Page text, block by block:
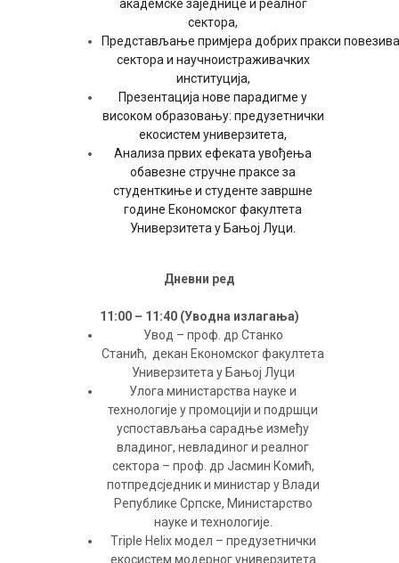
академске заједнице и реалног
сектора,
Представљање примјера добрихпракси
сектора и научноистраживачких
институција,
Презентација нове парадигме у
високом образовању: предузетнички
екосистем универзитета,
Анализа првих ефеката увођења
обавезне стручне праксе за
студенткиње и студенте завршне
године Економског факултета
Универзитета у Бањој Луци.
Дневни ред
11 :00 – 11 :40 (Уводна излагања)
Увод – проф. др Станко
Станић, декан Економског факултета
Универзитета у Бањој Луци
Улога министарства науке и
технологије у промоцији и подршци
успостављања сарадње између
владиног, невладиног и реалног
сектора – проф. др Јасмин Комић,
потпредсједник и министар у Влади
Републике Српске, Министарство
науке и технологије.
Тriple Helix модел – предузетнички
екосистем модерног универзитета